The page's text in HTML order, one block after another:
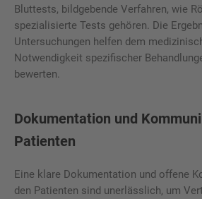
Bluttests, bildgebende Verfahren, wie
spezialisierte Tests gehören. Die
Untersuchungen helfen dem
Notwendigkeit spezifischer
bewerten.
Dokumentation und
Patienten
Eine klare Dokumentation und offene
den Patienten sind unerlässlich, um